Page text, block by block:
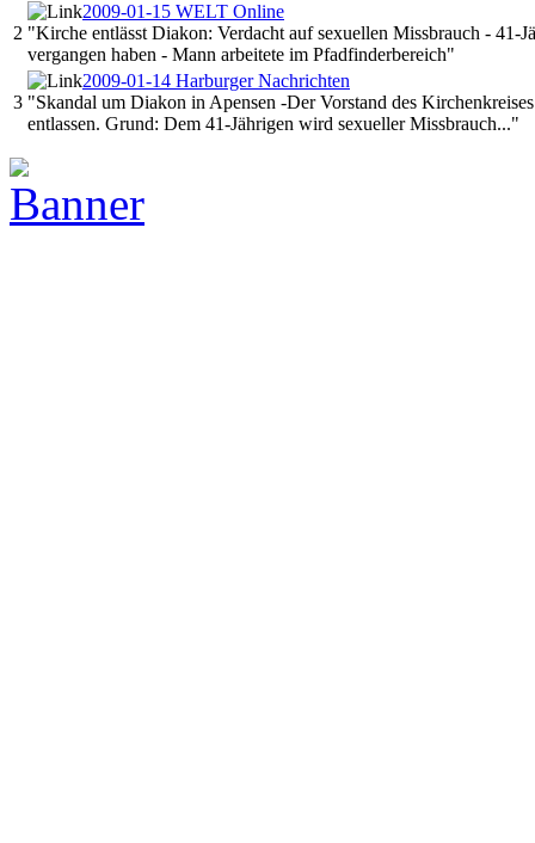
2
2009-01-15 WELT Online
"Kirche entlässt Diakon: Verdacht auf sexuellen Missbrauch -
vergangen haben - Mann arbeitete im Pfadfinderbereich"
3
2009-01-14 Harburger Nachrichten
"Skandal um Diakon in Apensen -Der Vorstand des
entlassen. Grund: Dem 41-Jährigen wird sexueller Missbrauch..."